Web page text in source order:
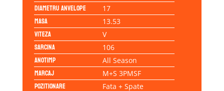
Diametru anvelope 17
Masa 13.53
Viteza V
Sarcina 106
Anotimp All Season
Marcaj M+S 3PMSF
Pozitionare Fata + Spate